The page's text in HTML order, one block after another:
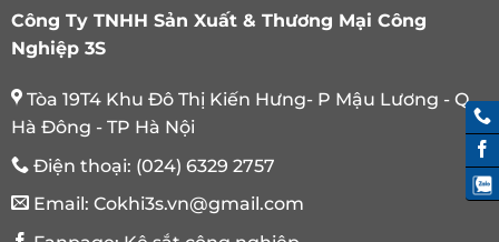
Công Ty TNHH Sản Xuất & Thương Mại Công
Nghiệp 3S
Tòa 19T4 Khu Đô Thị Kiến Hưng- P Mậu Lương - Q.
Hà Đông - TP Hà Nội
Điện thoại: (024) 6329 2757
Email: Cokhi3s.vn@gmail.com